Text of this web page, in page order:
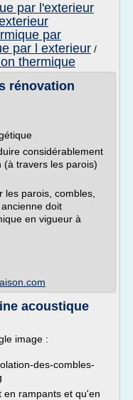
par l'exterieur
par
par l exterieur /
thermique
rénovation
considérablement
(à travers les parois)
les parois, combles,
doit
en vigueur à
acoustique
image :
des-combles-
en rampants et qu'en